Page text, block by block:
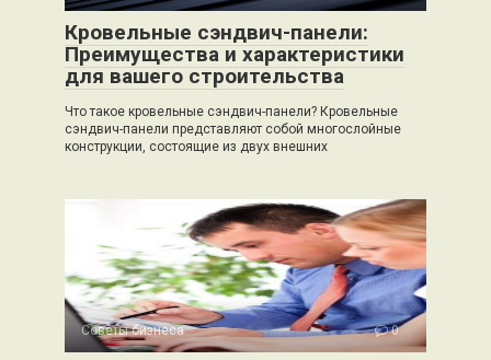
Кровельные сэндвич-панели:
Преимущества и характеристики
для вашего строительства
Что такое кровельные сэндвич-панели? Кровельные
сэндвич-панели представляют собой многослойные
конструкции, состоящие из двух внешних
Советы бизнеса 0